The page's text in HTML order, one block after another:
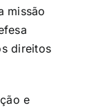
missão
direitos
e